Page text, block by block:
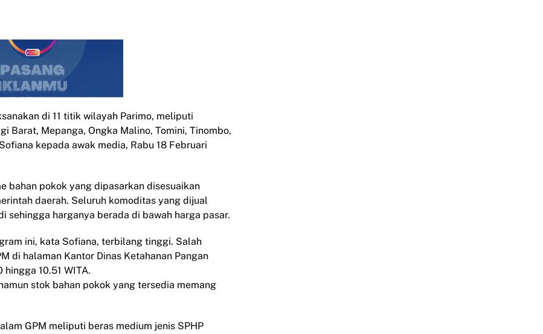
di 11 titik wilayah Parimo, meliputi
Barat, Mepanga, Ongka Malino, Tomini, Tinombo,
kepada awak media, Rabu 18 Februari
bahan pokok yang dipasarkan disesuaikan
daerah. Seluruh komoditas yang dijual
sehingga harganya berada di bawah harga pasar.
ini, kata Sofiana, terbilang tinggi. Salah
di halaman Kantor Dinas Ketahanan Pangan
10.51 WITA.
stok bahan pokok yang tersedia memang
GPM meliputi beras medium jenis SPHP